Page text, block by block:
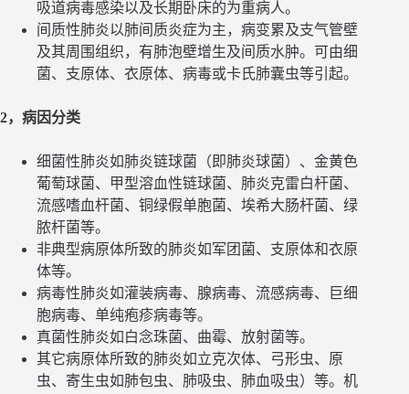
吸道病毒感染以及长期卧床的为重病人。
间质性肺炎以肺间质炎症为主，病变累及支气管壁
及其周围组织，有肺泡壁增生及间质水肿。可由细
菌、支原体、衣原体、病毒或卡氏肺囊虫等引起。
2，病因分类
细菌性肺炎如肺炎链球菌（即肺炎球菌）、金黄色
葡萄球菌、甲型溶血性链球菌、肺炎克雷白杆菌、
流感嗜血杆菌、铜绿假单胞菌、埃希大肠杆菌、绿
脓杆菌等。
非典型病原体所致的肺炎如军团菌、支原体和衣原
体等。
病毒性肺炎如灌装病毒、腺病毒、流感病毒、巨细
胞病毒、单纯疱疹病毒等。
真菌性肺炎如白念珠菌、曲霉、放射菌等。
其它病原体所致的肺炎如立克次体、弓形虫、原
虫、寄生虫如肺包虫、肺吸虫、肺血吸虫）等。机